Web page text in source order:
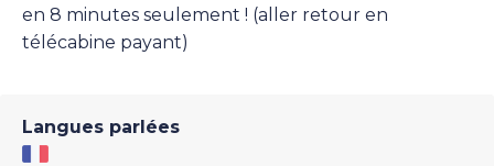
en 8 minutes seulement ! (aller retour en
télécabine payant)
Langues parlées